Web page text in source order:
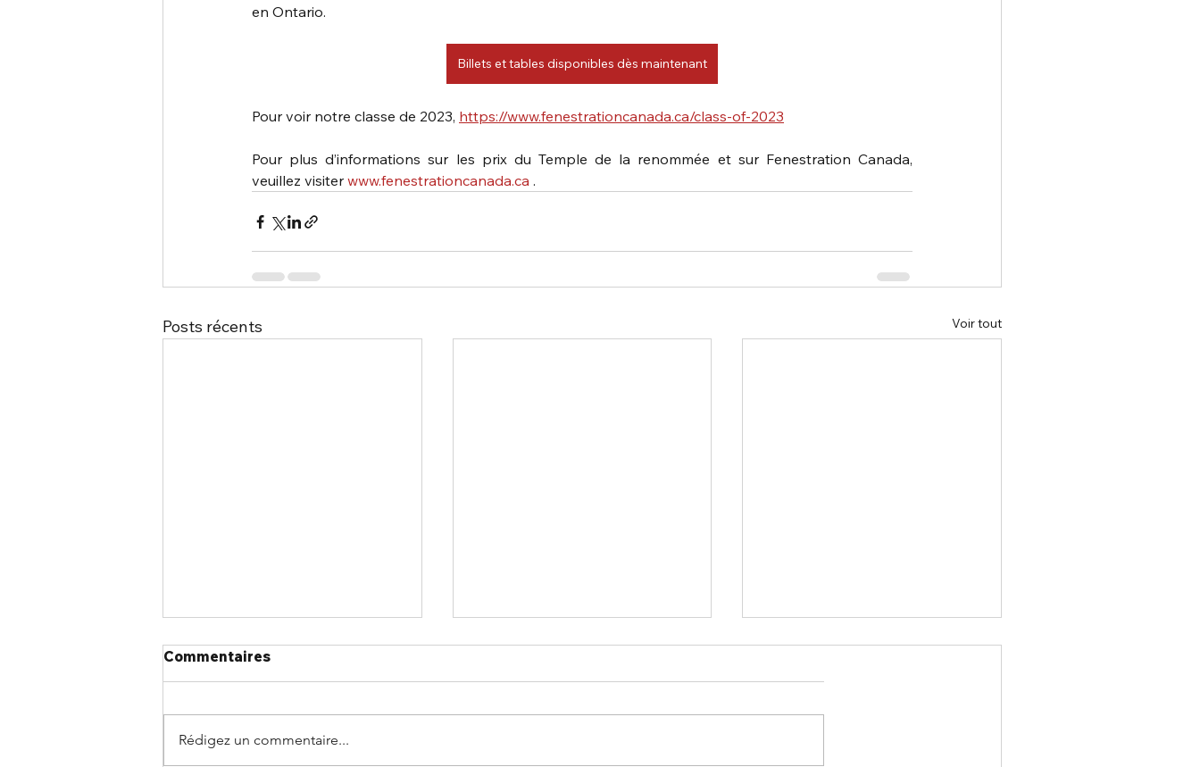
en Ontario.
Billets et tables disponibles dès maintenant
Pour voir notre classe de 2023, https://www.fenestrationcanada.ca/class-of-2023
Pour plus d’informations sur les prix du Temple de la renommée et sur Fenestration Canada,
veuillez visiter www.fenestrationcanada.ca .
Posts récents Voir tout
Commentaires
Rédigez un commentaire...